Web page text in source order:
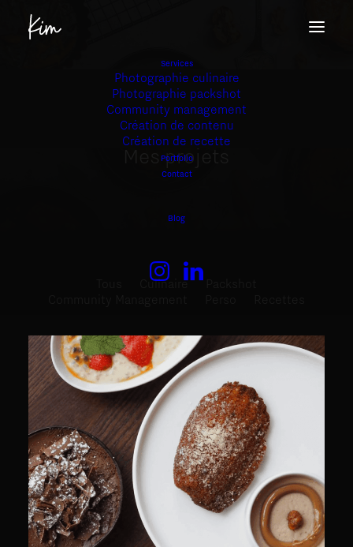
Services
Photographie culinaire
Photographie packshot
Community management
Création de contenu
Création de recette
Portfolio
Contact
Blog
projets
Culinaire
CULINAIRE COMMUNITY MANAGEMENT